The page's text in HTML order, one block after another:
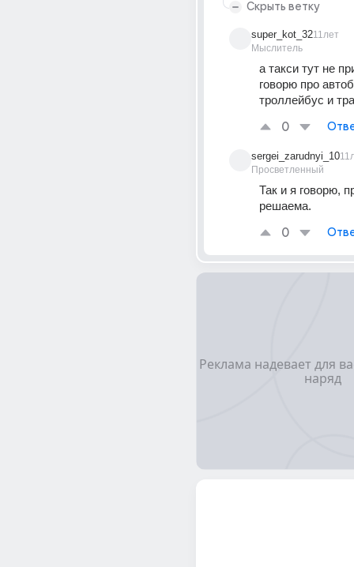
Скрыть ветку
super_kot_32
Мыслитель
11лет
а такси тут не
говорю про
троллейбус и
0
sergei_zarudnyi_10
Просветленный
Так и я говорю,
решаема.
0